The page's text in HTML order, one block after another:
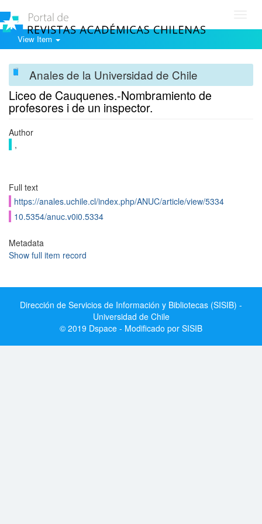
View Item
Anales de la Universidad de Chile
Liceo de Cauquenes.-Nombramiento de
profesores i de un inspector.
Author
,
Full text
https://anales.uchile.cl/index.php/ANUC/article/view/5334
10.5354/anuc.v0i0.5334
Metadata
Show full item record
Dirección de Servicios de Información y Bibliotecas (SISIB) -
Universidad de Chile
© 2019 Dspace - Modificado por SISIB